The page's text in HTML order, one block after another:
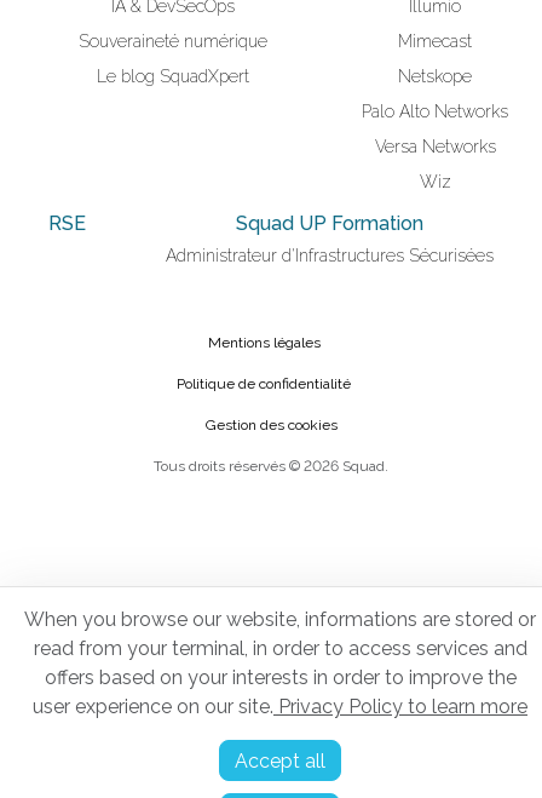
IA & DevSecOps
Souveraineté numérique
Le blog SquadXpert
Illumio
Mimecast
Netskope
Palo Alto Networks
Versa Networks
Wiz
RSE Squad UP Formation
Administrateur d'Infrastructures Sécurisées
Mentions légales
Politique de confidentialité
Gestion des cookies
Tous droits réservés © 2026 Squad.
When you browse our website, informations are stored or
read from your terminal, in order to access services and
offers based on your interests in order to improve the
user experience on our site. Privacy Policy to learn more
Accept all